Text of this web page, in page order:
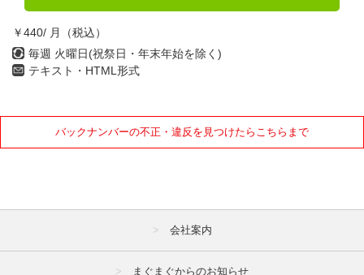
￥440/ 月（税込）
毎週 火曜日(祝祭日・年末年始を除く)
テキスト・HTML形式
バックナンバーの不正・違反を見つけたらこちらまで
会社案内
まぐまぐからのお知らせ